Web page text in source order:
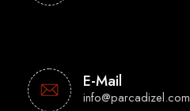
E-Mail
info@parcadizel.com